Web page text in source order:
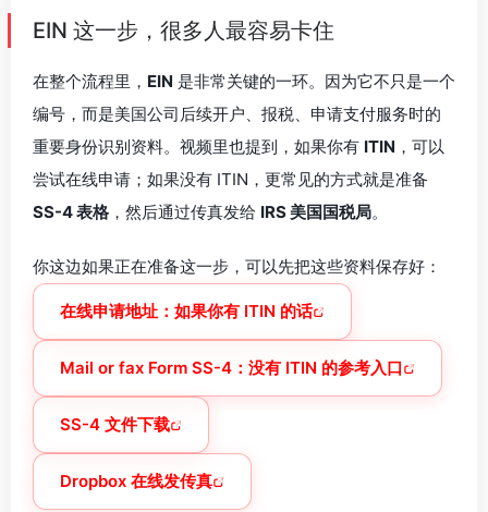
EIN 这一步，很多人最容易卡住
在整个流程里， EIN 是非常关键的一环。因为它不只是一个
编号，而是美国公司后续开户、报税、申请支付服务时的
重要身份识别资料。视频里也提到，如果你有 ITIN ，可以
尝试在线申请；如果没有 ITIN，更常见的方式就是准备
SS-4 表格，然后通过传真发给 IRS 美国国税局。
你这边如果正在准备这一步，可以先把这些资料保存好：
在线申请地址：如果你有 ITIN 的话
Mail or fax Form SS-4：没有 ITIN 的参考入口
SS-4 文件下载
Dropbox 在线发传真